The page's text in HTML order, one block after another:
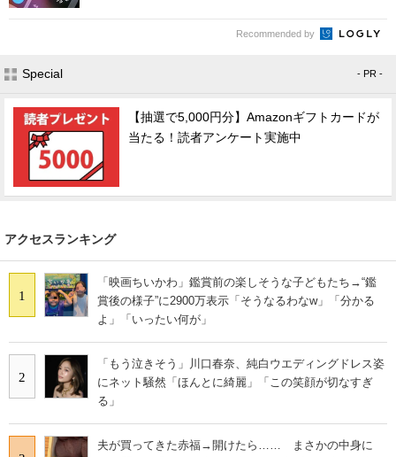
Recommended by
Special - PR -
【抽選で5,000円分】Amazonギフトカードが
当たる！読者アンケート実施中
アクセスランキング
1
「映画ちいかわ」鑑賞前の楽しそうな子どもたち→“鑑
賞後の様子”に2900万表示「そうなるわなw」「分かる
よ」「いったい何が」
2
「もう泣きそう」川口春奈、純白ウエディングドレス姿
にネット騒然「ほんとに綺麗」「この笑顔が切なすぎ
る」
夫が買ってきた赤福→開けたら…… まさかの中身に